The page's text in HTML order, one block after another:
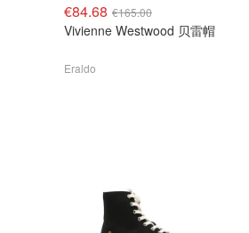
€84.68 €165.00
Vivienne Westwood 贝雷帽
Eraldo